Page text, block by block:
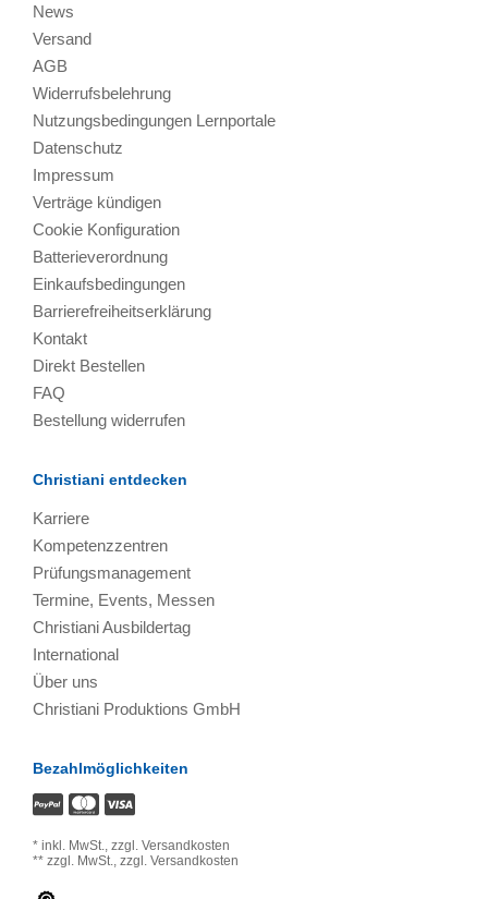
News
Versand
AGB
Widerrufsbelehrung
Nutzungsbedingungen Lernportale
Datenschutz
Impressum
Verträge kündigen
Cookie Konfiguration
Batterieverordnung
Einkaufsbedingungen
Barrierefreiheitserklärung
Kontakt
Direkt Bestellen
FAQ
Bestellung widerrufen
Christiani entdecken
Karriere
Kompetenzzentren
Prüfungsmanagement
Termine, Events, Messen
Christiani Ausbildertag
International
Über uns
Christiani Produktions GmbH
Bezahlmöglichkeiten
* inkl. MwSt., zzgl. Versandkosten
** zzgl. MwSt., zzgl. Versandkosten